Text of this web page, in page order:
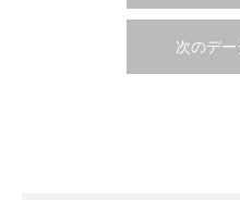
次のデ